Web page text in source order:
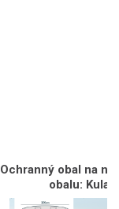
Ochranný obal na
obalu: Kulatý